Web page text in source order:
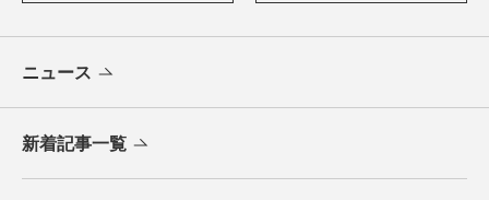
ニュース
新着記事一覧